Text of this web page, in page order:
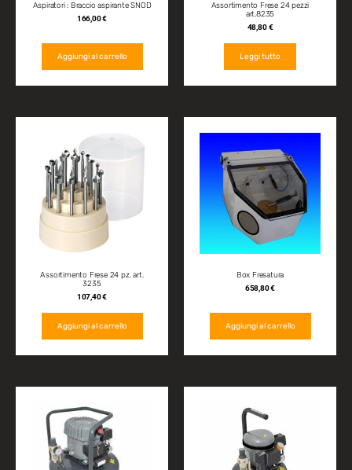
Aspiratori : Braccio aspirante SNOD
166,00€
Aggiungi al carrello
Assortimento Frese 24 pezzi
art.8235
48,80€
Leggi tutto
Assortimento Frese 24 pz. art.
3235
107,40€
Aggiungi al carrello
Box Fresatura
658,80€
Aggiungi al carrello